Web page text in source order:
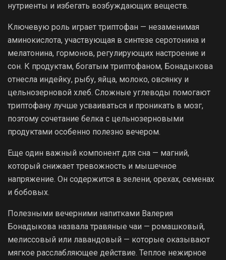
нутриенты и избегать возбуждающих веществ.
Ключевую роль играет триптофан — незаменимая
аминокислота, участвующая в синтезе серотонина и
мелатонина, гормонов, регулирующих настроение и
сон. К продуктам, богатым триптофаном, Бонадыкова
отнесла индейку, рыбу, яйца, молоко, овсянку и
цельнозерновой хлеб. Сложные углеводы помогают
триптофану лучше усваиваться и проникать в мозг,
поэтому сочетание белка с цельнозерновыми
продуктами особенно полезно вечером.
Еще один важный компонент для сна — магний,
который снижает тревожность и мышечное
напряжение. Он содержится в зелени, орехах, семенах
и бобовых.
Полезными вечерними напитками Валерия
Бонадыкова назвала травяные чаи — ромашковый,
мелиссовый или лавандовый — которые оказывают
мягкое расслабляющее действие. Теплое нежирное